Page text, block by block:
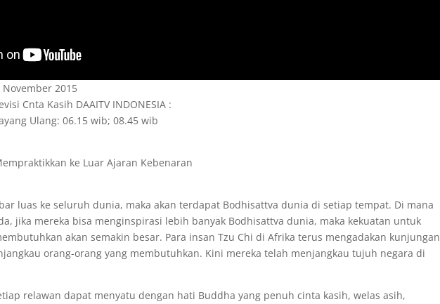
2015
Cnta Kasih DAAITV INDONESIA :
Ulang: 06.15 wib; 08.45 wib
ke Luar Ajaran Kebenaran
luas ke seluruh dunia, maka akan terdapat Bodhisattva dunia di setiap tempat. Di mana
jika mereka bisa menginspirasi lebih banyak Bodhisattva dunia, maka kekuatan untuk
akan semakin besar. Para insan Tzu Chi di Afrika terus mengadakan kunjungan
orang-orang yang membutuhkan. Kini mereka telah menjangkau tujuh negara di
relawan dapat menyatu dengan hati Buddha yang penuh cinta kasih, welas asih,